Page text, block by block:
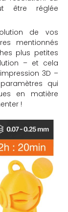
être réglée
de vos
mentionnés
plus petites
– et cela
3D –
qui
en matière
!